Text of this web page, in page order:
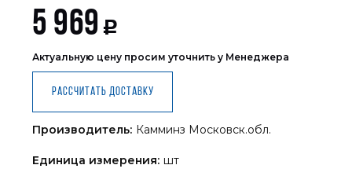
5 969 Р
Актуальную цену просим уточнить у Менеджера
Рассчитать доставку
Производитель: Камминз Московск.обл.
Единица измерения: шт